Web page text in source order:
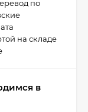
по
на складе
в
плоский 50-
1-B-Ст.20-IV
2015 ВФЗ